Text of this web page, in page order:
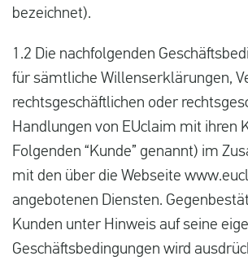
bezeichnet).
1.2 Die nachfolgenden
für sämtliche Willenserklärungen,
rechtsgeschäftlichen oder
Handlungen von EUclaim mit ihren
Folgenden “Kunde” genannt) im
mit den über die Webseite
angebotenen Diensten.
Kunden unter Hinweis auf seine
Geschäftsbedingungen wird